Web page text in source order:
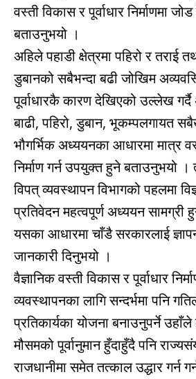
वस्ती विकास र पूर्वाधार निर्माणमा
बताउनुभयो ।
अहिले पहाडी क्षेत्रमा पहिरो र तराई
डुबानको सबैभन्दा बढी जोखिम
पूर्वाधारकै कारण देखिएको उल्लेख
बाढी, पहिरो, डुबान, भूकम्पलगायत
भौगर्भिक अध्ययनका आधारमा मात्र
निर्माण गर्न उपयुक्त हुने बताउनुभयो ।
विपत् व्यवस्थापन विभागको पहलमा
प्रतिवेदन महत्वपूर्ण अध्ययन सामग्री
यसका आधारमा चाँडै सरकारलाई
जानकारी दिनुभयो ।
वैज्ञानिक वस्ती विकास र पूर्वाधार
व्यवस्थापनका लागि सन्दर्भमा पनि
प्रतिकार्यका योजना बनाउनुपर्ने
मौसमको पूर्वानुमान हुँदाहुँदै पनि
राजधानीमा समेत तत्काल उद्धार गर्न